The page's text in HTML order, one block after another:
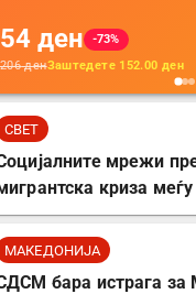
кабли,
54 ден
-73%
206денЗаштедете 152.00 ден
СВЕТ
мрежи
криза
МАКЕДОНИЈА
бара истрага за